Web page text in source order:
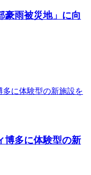
豪雨被災地」に向
博多に体験型の新